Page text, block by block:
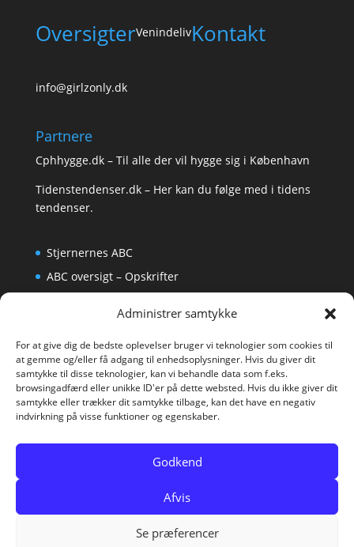
Administrer samtykke
For at give dig de bedste oplevelser bruger vi teknologier som cookies til
at gemme og/eller få adgang til enhedsoplysninger. Hvis du giver dit
samtykke til disse teknologier, kan vi behandle data som f.eks.
browsingadfærd eller unikke ID'er på dette websted. Hvis du ikke giver dit
samtykke eller trækker dit samtykke tilbage, kan det have en negativ
indvirkning på visse funktioner og egenskaber.
Godkend
Afvis
Se præferencer
OversigterVenindelivKontakt
info@girlzonly.dk
Partnere
Cphhygge.dk– Til alle der vil hygge sig i København
Tidenstendenser.dk– Her kan du følge med i tidens
tendenser.
Stjernernes ABC
ABC oversigt – Opskrifter